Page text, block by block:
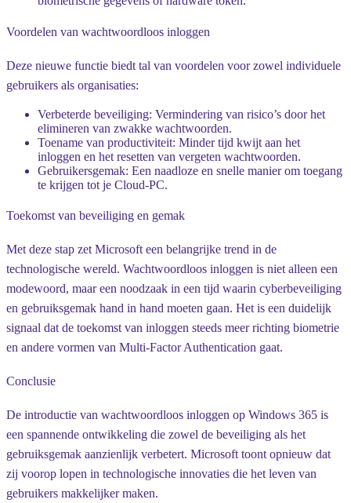
Voordelen van wachtwoordloos inloggen
Deze nieuwe functie biedt tal van voordelen voor zowel individuele
gebruikers als organisaties:
Verbeterde beveiliging: Vermindering van risico’s door het
elimineren van zwakke wachtwoorden.
Toename van productiviteit: Minder tijd kwijt aan het
inloggen en het resetten van vergeten wachtwoorden.
Gebruikersgemak: Een naadloze en snelle manier om toegang
te krijgen tot je Cloud-PC.
Toekomst van beveiliging en gemak
Met deze stap zet Microsoft een belangrijke trend in de
technologische wereld. Wachtwoordloos inloggen is niet alleen een
modewoord, maar een noodzaak in een tijd waarin cyberbeveiliging
en gebruiksgemak hand in hand moeten gaan. Het is een duidelijk
signaal dat de toekomst van inloggen steeds meer richting biometrie
en andere vormen van Multi-Factor Authentication gaat.
Conclusie
De introductie van wachtwoordloos inloggen op Windows 365 is
een spannende ontwikkeling die zowel de beveiliging als het
gebruiksgemak aanzienlijk verbetert. Microsoft toont opnieuw dat
zij voorop lopen in technologische innovaties die het leven van
gebruikers makkelijker maken.